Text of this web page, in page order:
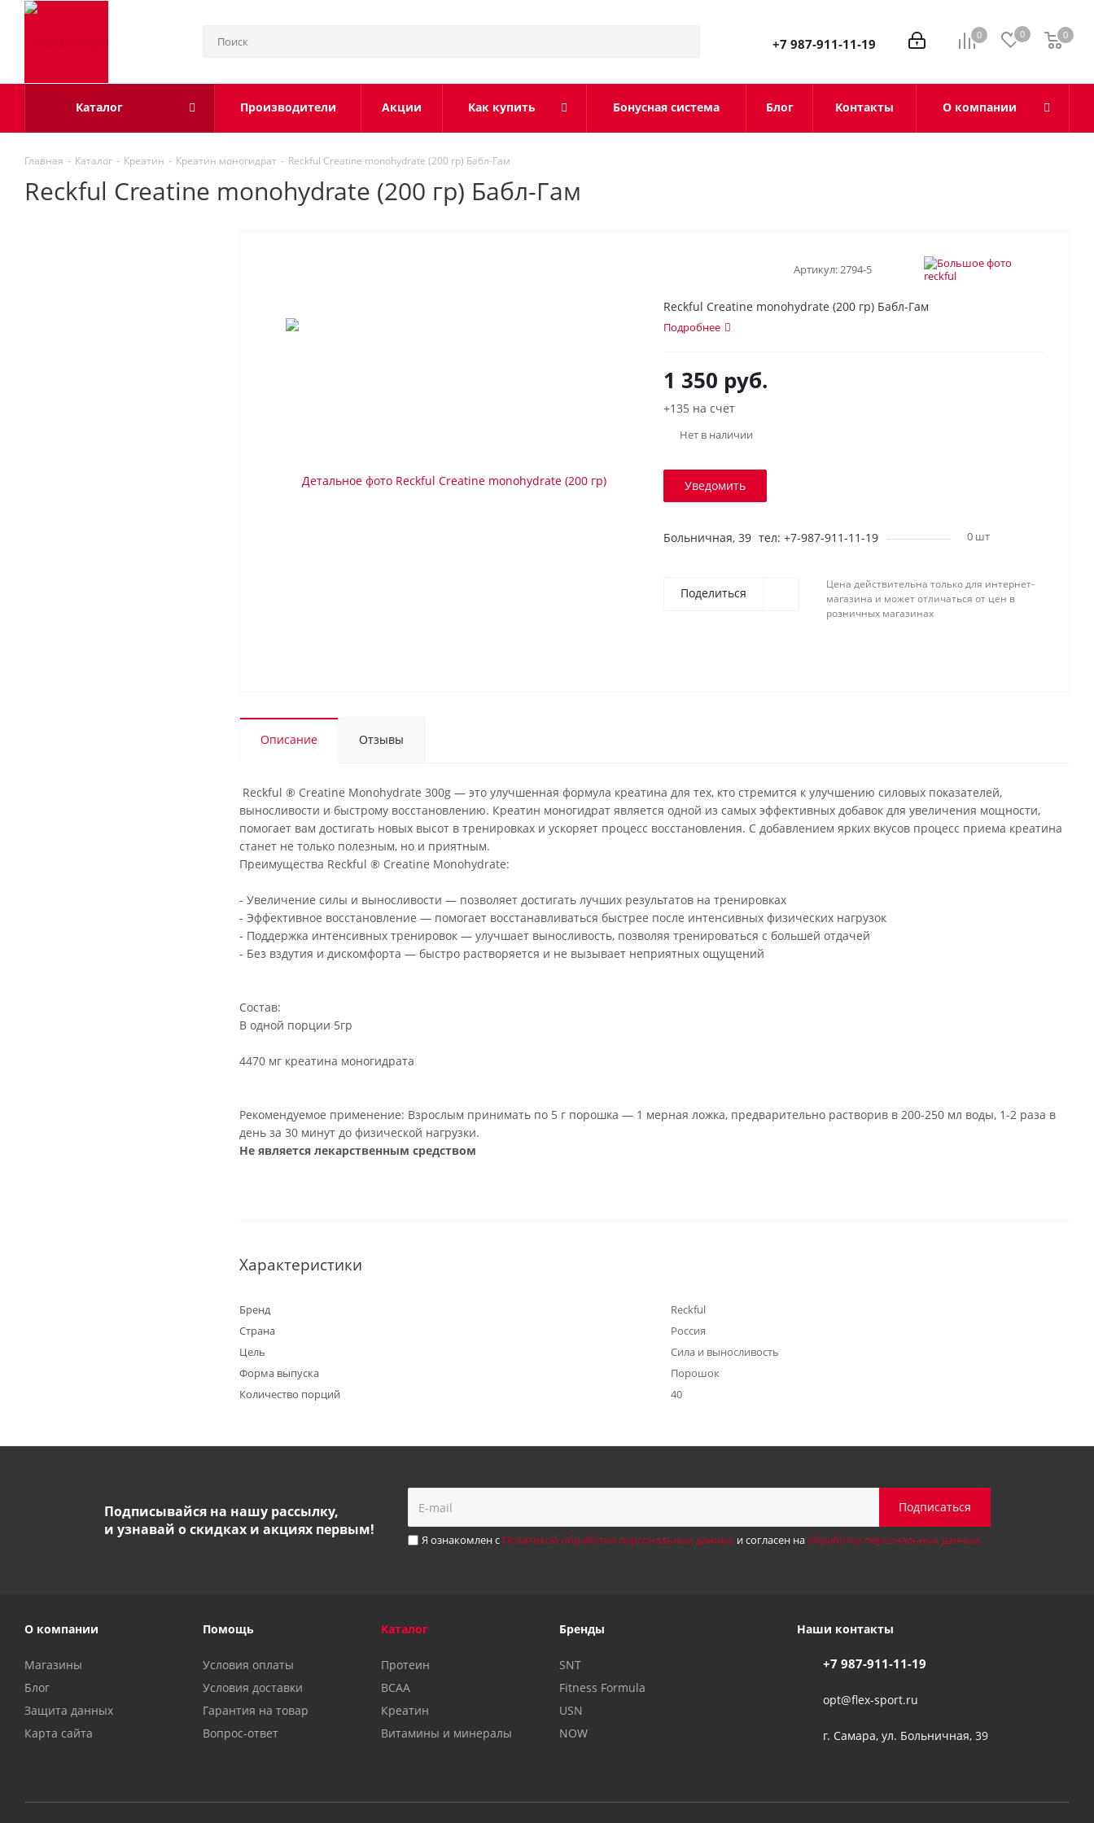
0 0 0
0
+7 987-911-11-19
Каталог Производители Акции Как купить Бонусная система Блог Контакты О компании
Главная - Каталог - Креатин - Креатин моногидрат - Reckful Creatine monohydrate (200 гр) Бабл-Гам
Reckful Creatine monohydrate (200 гр) Бабл-Гам
Артикул:2794-5
Reckful Creatine monohydrate (200 гр) Бабл-Гам
Подробнее
1 350 руб.
+135 на счет
Нет в наличии
Уведомить
Больничная, 39 тел: +7-987-911-11-19 0 шт
Поделиться
Цена действительна только для интернет-
магазина и может отличаться от цен в
розничных магазинах
Описание Отзывы
Reckful ® Creatine Monohydrate 300g — это улучшенная формула креатина для тех, кто стремится к улучшению силовых показателей,
выносливости и быстрому восстановлению. Креатин моногидрат является одной из самых эффективных добавок для увеличения мощности,
помогает вам достигать новых высот в тренировках и ускоряет процесс восстановления. С добавлением ярких вкусов процесс приема креатина
станет не только полезным, но и приятным.
Преимущества Reckful ® Creatine Monohydrate:
- Увеличение силы и выносливости — позволяет достигать лучших результатов на тренировках
- Эффективное восстановление — помогает восстанавливаться быстрее после интенсивных физических нагрузок
- Поддержка интенсивных тренировок — улучшает выносливость, позволяя тренироваться с большей отдачей
- Без вздутия и дискомфорта — быстро растворяется и не вызывает неприятных ощущений
Состав:
В одной порции 5гр
4470 мг креатина моногидрата
Рекомендуемое применение: Взрослым принимать по 5 г порошка — 1 мерная ложка, предварительно растворив в 200-250 мл воды, 1-2 раза в
день за 30 минут до физической нагрузки.
Не является лекарственным средством
Характеристики
Бренд
Reckful
Страна
Россия
Цель
Сила и выносливость
Форма выпуска
Порошок
Количество порций
40
Подписывайся на нашу рассылку,
и узнавай о скидках и акциях первым!
Я ознакомлен с Политикой обработки персональных данныхи согласен наобработку персональных данных
О компании
Магазины
Блог
Защита данных
Карта сайта
Помощь
Условия оплаты
Условия доставки
Гарантия на товар
Вопрос-ответ
Каталог
Протеин
BCAA
Креатин
Витамины и минералы
Бренды
SNT
Fitness Formula
USN
NOW
Наши контакты
+7 987-911-11-19
opt@flex-sport.ru
г. Самара, ул. Больничная, 39